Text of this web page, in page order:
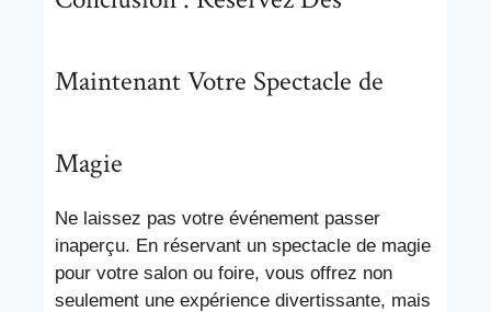
Maintenant Votre Spectacle de
Magie
Ne laissez pas votre événement passer
inaperçu. En réservant un spectacle de magie
pour votre salon ou foire, vous offrez non
seulement une expérience divertissante, mais